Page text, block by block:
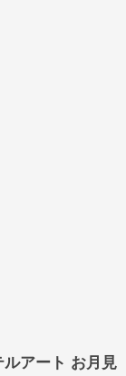
ルアート お月見